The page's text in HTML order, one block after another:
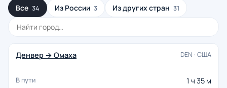
Все 34 Из России 3 Из других стран 31
Денвер → Омаха DEN · США
1 ч 35 м